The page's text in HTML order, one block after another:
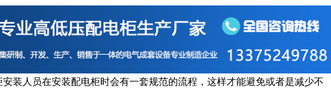
安装人员在安装配电柜时会有一套规范的流程，这样才能避免或者是减少不